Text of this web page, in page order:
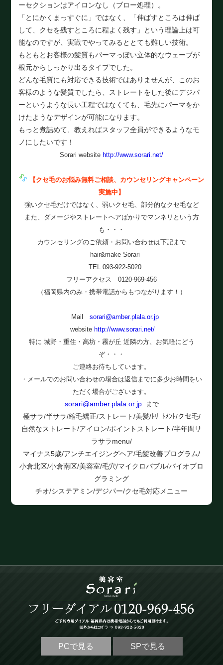
ーセクションはアイロンなし（ブロー処理）。
「とにかくまっすぐに」ではなく、「伸ばすところは伸ば
して、クセを残すところに程よく残す」という理論上は可
能なのですが、実戦でやってみるととても難しい技術。
もともとお客様の髪質もパーマっぽい立体的なウェーブが
根元からしっかり出るタイプでした。
どんな毛質にも対応できる技術ではありませんが、このお
客様のような髪質でしたら、ストレートをした後にデジパ
ーというような長い工程ではなくても、毛先にパーマをか
けたようなデザインが可能になります。
もっと煮詰めて、教えればスタッフ全員ができるようなモ
ノにしたいです！
Sorari website http://www.sorari.net/
【クセ毛のお悩み無料ご相談、カウンセリングキャンペーン
実施中 】
強いクセ毛だけではなく、弱いクセ毛、部分的なクセ毛など
また、ダメージやストレートヘアばかりでマンネリという方
も・・・
カウンセリングのご依頼・お問い合わせは下記まで
hair&make Sorari
TEL 093-922-5020
フリーアクセス 0120-969-456
（福岡県内のみ・携帯電話からもつながります！）
Mail sorari@amber.plala.or.jp
website http://www.sorari.net/
特に 城野・重住・高坊・霧が丘 近隣の方、お気軽にどう
ぞ・・・
ご連絡お待ちしています。
・メールでのお問い合わせの場合は返信までに多少お時間をい
ただく場合がございます。
sorari@amber.plala.or.jp まで
極サラ/半サラ/縮毛矯正/ストレート/美髪/ﾄﾘｰﾄﾒﾝﾄ/クセ毛/
自然なストレート/アイロン/ポイントストレート/半年間サ
ラサラmenu/
マイナス5歳/アンチエイジングヘア/毛髪改善プログラム/
小倉北区/小倉南区/美容室/毛穴/マイクロバブル/バイオプロ
グラミング
チオ/システアミン/デジパー/クセ毛対応メニュー
PCで見る SPで見る